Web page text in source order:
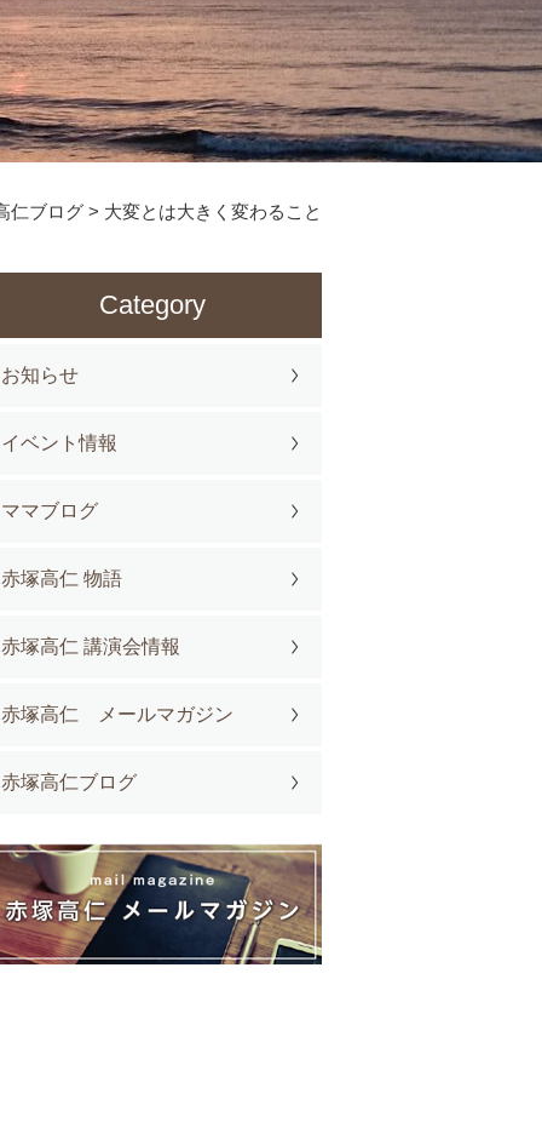
仁ブログ > 大変とは大きく変わること
Category
お知らせ
イベント情報
ママブログ
赤塚高仁 物語
赤塚高仁 講演会情報
赤塚高仁 メールマガジン
赤塚高仁ブログ